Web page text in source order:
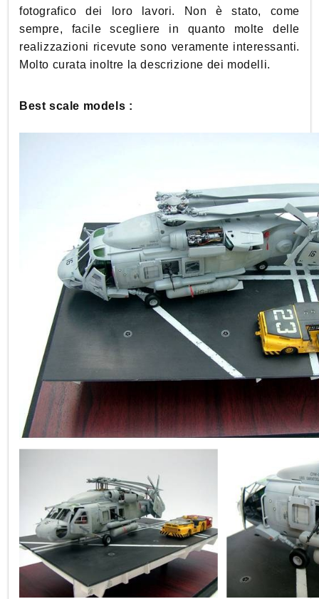
fotografico dei loro lavori. Non è stato, come
sempre, facile scegliere in quanto molte delle
realizzazioni ricevute sono veramente interessanti.
Molto curata inoltre la descrizione dei modelli.
Best scale models :